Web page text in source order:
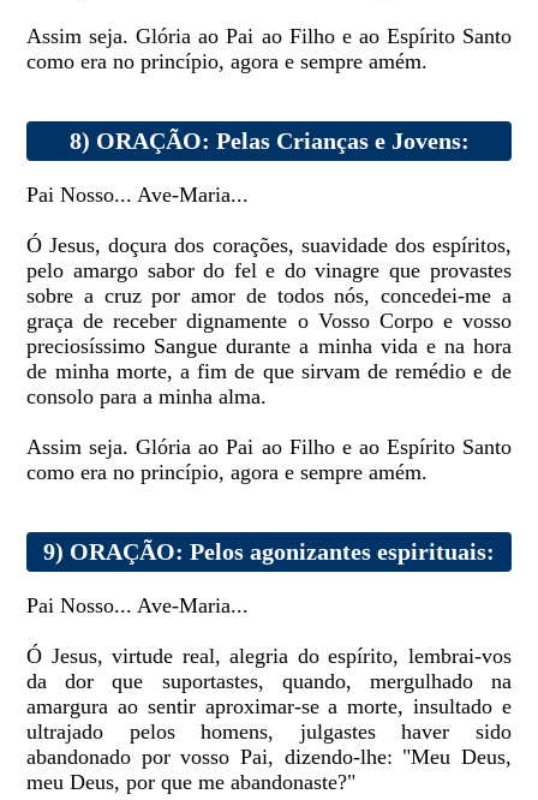
Assim seja. Glória ao Pai ao Filho e ao Espírito Santo
como era no princípio, agora e sempre amém.
8) ORAÇÃO: Pelas Crianças e Jovens:
Pai Nosso... Ave-Maria...
Ó Jesus, doçura dos corações, suavidade dos espíritos,
pelo amargo sabor do fel e do vinagre que provastes
sobre a cruz por amor de todos nós, concedei-me a
graça de receber dignamente o Vosso Corpo e vosso
preciosíssimo Sangue durante a minha vida e na hora
de minha morte, a fim de que sirvam de remédio e de
consolo para a minha alma.
Assim seja. Glória ao Pai ao Filho e ao Espírito Santo
como era no princípio, agora e sempre amém.
9) ORAÇÃO: Pelos agonizantes espirituais:
Pai Nosso... Ave-Maria...
Ó Jesus, virtude real, alegria do espírito, lembrai-vos
da dor que suportastes, quando, mergulhado na
amargura ao sentir aproximar-se a morte, insultado e
ultrajado pelos homens, julgastes haver sido
abandonado por vosso Pai, dizendo-lhe: "Meu Deus,
meu Deus, por que me abandonaste?"